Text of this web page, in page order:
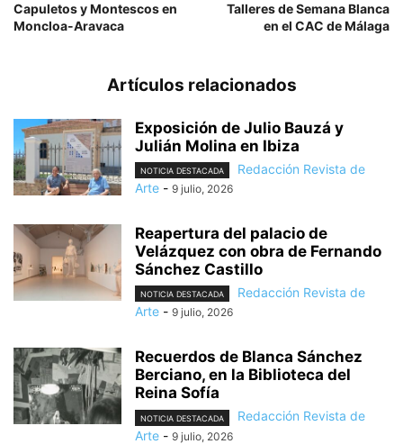
Capuletos y Montescos en
Moncloa-Aravaca
Talleres de Semana Blanca
en el CAC de Málaga
Artículos relacionados
Exposición de Julio Bauzá y
Julián Molina en Ibiza
NOTICIA DESTACADA
Redacción Revista de
Arte - 9 julio, 2026
Reapertura del palacio de
Velázquez con obra de Fernando
Sánchez Castillo
NOTICIA DESTACADA
Redacción Revista de
Arte - 9 julio, 2026
Recuerdos de Blanca Sánchez
Berciano, en la Biblioteca del
Reina Sofía
NOTICIA DESTACADA
Redacción Revista de
Arte - 9 julio, 2026